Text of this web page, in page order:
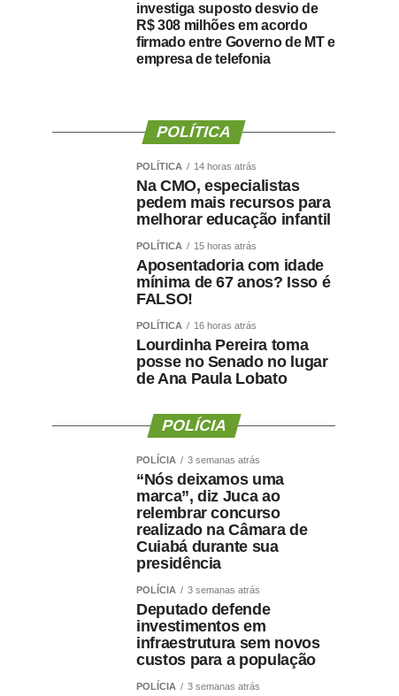
investiga suposto desvio de
R$ 308 milhões em acordo
firmado entre Governo de MT e
empresa de telefonia
POLÍTICA
POLÍTICA 14 horas atrás
Na CMO, especialistas
pedem mais recursos para
melhorar educação infantil
POLÍTICA 15 horas atrás
Aposentadoria com idade
mínima de 67 anos? Isso é
FALSO!
POLÍTICA 16 horas atrás
Lourdinha Pereira toma
posse no Senado no lugar
de Ana Paula Lobato
POLÍCIA
POLÍCIA 3 semanas atrás
“Nós deixamos uma
marca”, diz Juca ao
relembrar concurso
realizado na Câmara de
Cuiabá durante sua
presidência
POLÍCIA 3 semanas atrás
Deputado defende
investimentos em
infraestrutura sem novos
custos para a população
POLÍCIA 3 semanas atrás